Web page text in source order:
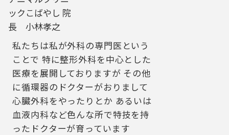
ックこばやし 院
長 小林孝之
私たちは私が外科の専門医という
ことで 特に整形外科を中心とした
医療を展開しておりますが その他
に循環器のドクターがおりまして
心臓外科をやったりとか あるいは
血液内科など色んな所で特技を持
ったドクターが育っています